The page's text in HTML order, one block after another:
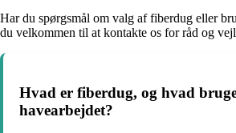
Har du spørgsmål om valg af fiberdug eller
du velkommen til at kontakte os for råd og
Hvad er fiberdug, og hvad
havearbejdet?